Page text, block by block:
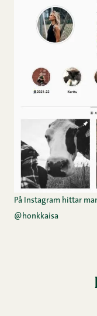
På Instagram hittar
@honkkaisa